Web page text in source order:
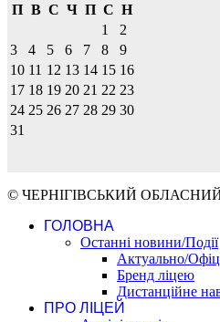
П В С Ч П С Н
1
2
3
4 5 6 7 8
9
10 11 12 13 14 15 16
17 18 19 20 21 22 23
24 25 26 27 28 29 30
31
© ЧЕРНІГІВСЬКИЙ
ГОЛОВНА
Останні новини/Події
Актуально/
Бренд ліцею
Дистанційне
ПРО ЛІЦЕЙ